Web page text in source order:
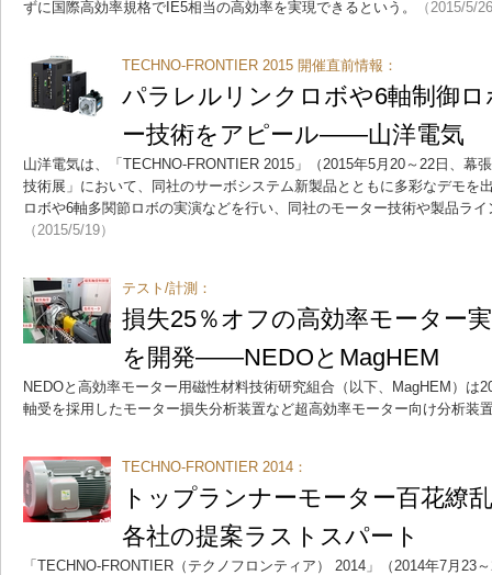
ずに国際高効率規格でIE5相当の高効率を実現できるという。
（2015/5/
TECHNO-FRONTIER 2015 開催直前情報：
パラレルリンクロボや6軸制御
ー技術をアピール――山洋電気
山洋電気は、「TECHNO-FRONTIER 2015」（2015年5月20～22日、幕
技術展」において、同社のサーボシステム新製品とともに多彩なデモを
ロボや6軸多関節ロボの実演などを行い、同社のモーター技術や製品ラ
（2015/5/19）
テスト/計測：
損失25％オフの高効率モーター
を開発――NEDOとMagHEM
NEDOと高効率モーター用磁性材料技術研究組合（以下、MagHEM）は
軸受を採用したモーター損失分析装置など超高効率モーター向け分析装
TECHNO-FRONTIER 2014：
トップランナーモーター百花繚
各社の提案ラストスパート
「TECHNO-FRONTIER（テクノフロンティア） 2014」（2014年7月23